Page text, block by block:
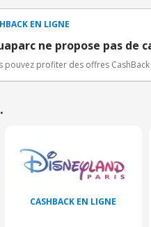
bienvenue crédités
réservée à une toute première
EN LIGNE
ne propose pas de
pouvez profiter des offres
CASHBACK EN LIGNE